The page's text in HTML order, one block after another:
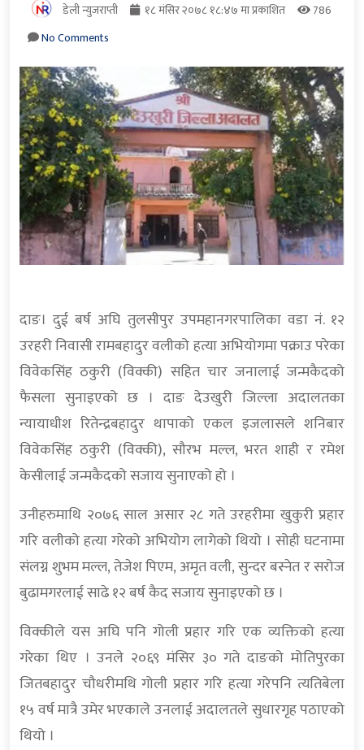
डेली न्युजराप्ती १८ मंसिर २०७८ १८:४७ मा प्रकाशित
786
No Comments
दाङ। दुई बर्ष अघि तुलसीपुर उपमहानगरपालिका वडा नं. १२
उरहरी निवासी रामबहादुर वलीको हत्या अभियोगमा पक्राउ परेका
विवेकसिंह ठकुरी (विक्की) सहित चार जनालाई जन्मकैदको
फैसला सुनाइएको छ । दाङ देउखुरी जिल्ला अदालतका
न्यायाधीश रितेन्द्रबहादुर थापाको एकल इजलासले शनिबार
विवेकसिंह ठकुरी (विक्की), सौरभ मल्ल, भरत शाही र रमेश
केसीलाई जन्मकैदको सजाय सुनाएको हो ।
उनीहरुमाथि २०७६ साल असार २८ गते उरहरीमा खुकुरी प्रहार
गरि वलीको हत्या गरेको अभियोग लागेको थियो । सोही घटनामा
संलग्न शुभम मल्ल, तेजेश पिएम, अमृत वली, सुन्दर बस्नेत र सरोज
बुढामगरलाई साढे १२ बर्ष कैद सजाय सुनाइएको छ ।
विक्कीले यस अघि पनि गोली प्रहार गरि एक व्यक्तिको हत्या
गरेका थिए । उनले २०६९ मंसिर ३० गते दाङको मोतिपुरका
जितबहादुर चौधरीमथि गोली प्रहार गरि हत्या गरेपनि त्यतिबेला
१५ वर्ष मात्रै उमेर भएकाले उनलाई अदालतले सुधारगृह पठाएको
थियो ।